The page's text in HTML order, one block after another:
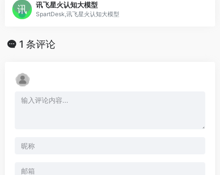
讯飞星火认知大模型
SpartDesk,讯飞星火认知大模型
1 条评论